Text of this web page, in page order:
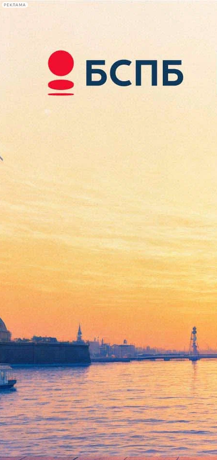
РЕКЛАМА
Сегодня:
2026.08.09
18:02
Афиша Plus
«60 лет музыки»: Эннио
Морриконе сыграет
петербуржцам новое и
лучшее